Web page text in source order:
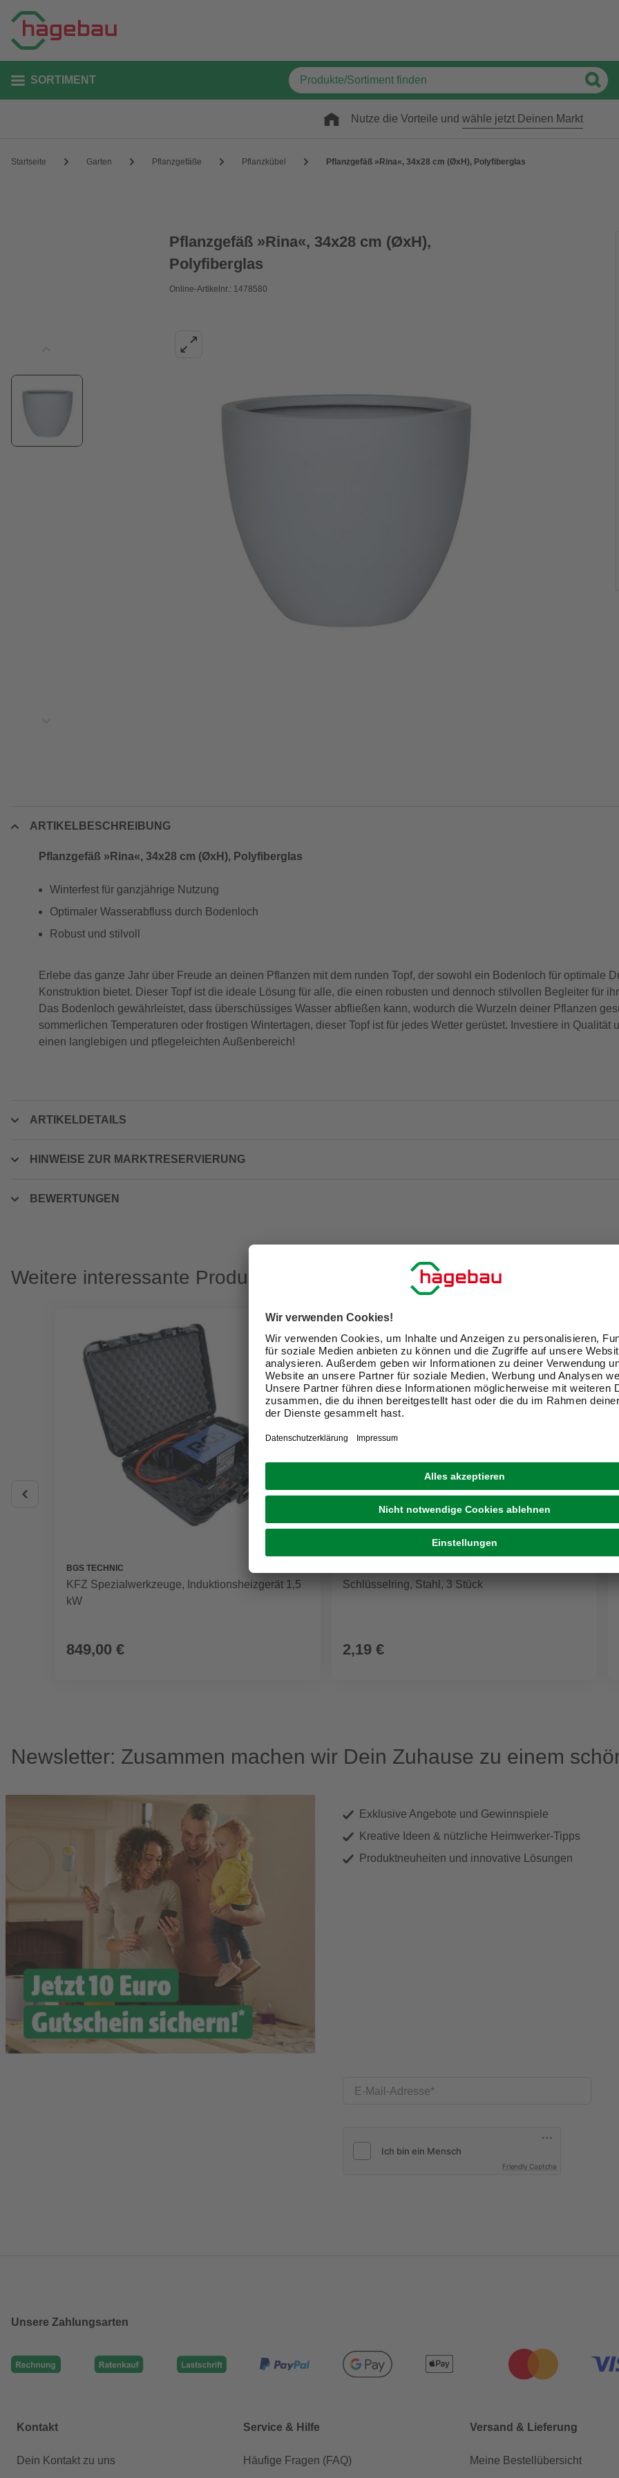
SORTIMENT
Nutze die Vorteile und wähle jetzt Deinen Markt
Startseite Garten Pflanzgefäße Pflanzkübel Pflanzgefäß »Rina«, 34x28 cm (ØxH), Polyfiberglas
Pflanzgefäß »Rina«, 34x28 cm (ØxH),
Polyfiberglas
Online-Artikelnr.: 1478580
ARTIKELBESCHREIBUNG
Pflanzgefäß »Rina«, 34x28 cm (ØxH), Polyfiberglas
Winterfest für ganzjährige Nutzung
Optimaler Wasserabfluss durch Bodenloch
Robust und stilvoll
Erlebe das ganze Jahr über Freude an deinen Pflanzen mit dem runden Topf, der sowohl ein Bodenloch für optimale
Konstruktion bietet. Dieser Topf ist die ideale Lösung für alle, die einen robusten und dennoch stilvollen Begleiter für
Das Bodenloch gewährleistet, dass überschüssiges Wasser abfließen kann, wodurch die Wurzeln deiner Pflanzen
sommerlichen Temperaturen oder frostigen Wintertagen, dieser Topf ist für jedes Wetter gerüstet. Investiere in Qualität
einen langlebigen und pflegeleichten Außenbereich!
ARTIKELDETAILS
HINWEISE ZUR MARKTRESERVIERUNG
BEWERTUNGEN
Weitere interessante Produkte
BGS TECHNIC
KFZ Spezialwerkzeuge, Induktionsheizgerät 1,5
kW
849,00 €
Schlüsselring, Stahl, 3 Stück
2,19 €
Newsletter: Zusammen machen wir Dein Zuhause zu einem
Exklusive Angebote und Gewinnspiele
Kreative Ideen & nützliche Heimwerker-Tipps
Produktneuheiten und innovative Lösungen
E-Mail-Adresse
Friendly Captcha
Unsere Zahlungsarten
Kontakt
Dein Kontakt zu uns
Service & Hilfe
Häufige Fragen (FAQ)
Versand & Lieferung
Meine Bestellübersicht